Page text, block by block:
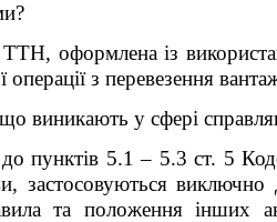
оформлена із
операції з перевезення
виникають у сфері
пунктів 5.1 – 5.3 ст. 5
застосовуються
та положення інших